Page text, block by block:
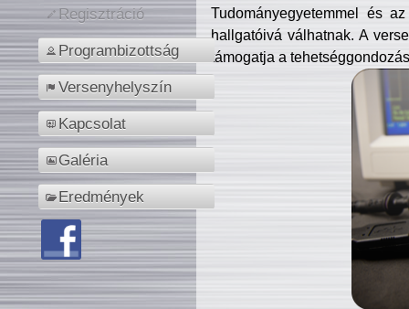
Regisztráció
Programbizottság
Versenyhelyszín
Kapcsolat
Galéria
Eredmények
Tudományegyetemmel és
hallgatóivá válhatnak. A
támogatja a